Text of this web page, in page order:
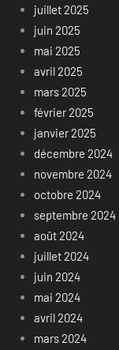
juillet 2025
juin 2025
mai 2025
avril 2025
mars 2025
février 2025
janvier 2025
décembre 2024
novembre 2024
octobre 2024
septembre 2024
août 2024
juillet 2024
juin 2024
mai 2024
avril 2024
mars 2024